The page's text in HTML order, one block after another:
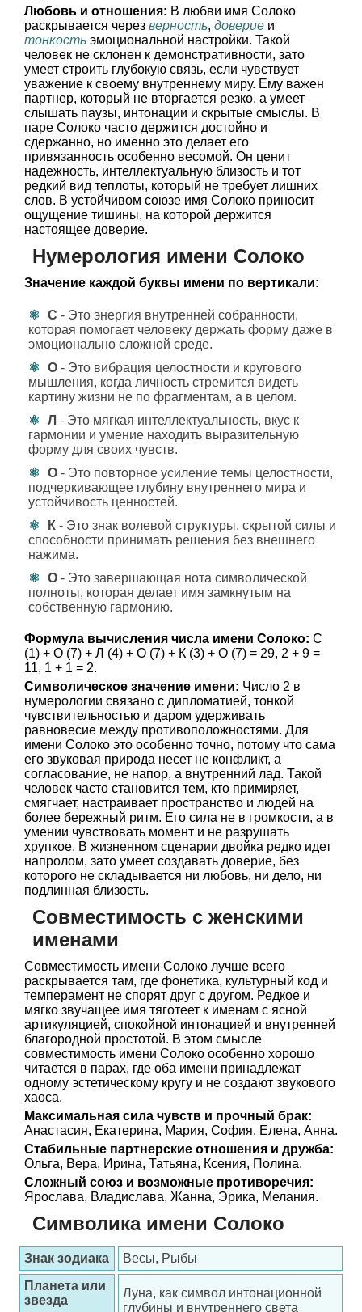
Любовь и отношения: В любви имя Солоко
раскрывается через верность, доверие и
тонкость эмоциональной настройки. Такой
человек не склонен к демонстративности, зато
умеет строить глубокую связь, если чувствует
уважение к своему внутреннему миру. Ему важен
партнер, который не вторгается резко, а умеет
слышать паузы, интонации и скрытые смыслы. В
паре Солоко часто держится достойно и
сдержанно, но именно это делает его
привязанность особенно весомой. Он ценит
надежность, интеллектуальную близость и тот
редкий вид теплоты, который не требует лишних
слов. В устойчивом союзе имя Солоко приносит
ощущение тишины, на которой держится
настоящее доверие.
Нумерология имени Солоко
Значение каждой буквы имени по вертикали:
С - Это энергия внутренней собранности,
которая помогает человеку держать форму даже в
эмоционально сложной среде.
О - Это вибрация целостности и кругового
мышления, когда личность стремится видеть
картину жизни не по фрагментам, а в целом.
Л - Это мягкая интеллектуальность, вкус к
гармонии и умение находить выразительную
форму для своих чувств.
О - Это повторное усиление темы целостности,
подчеркивающее глубину внутреннего мира и
устойчивость ценностей.
К - Это знак волевой структуры, скрытой силы и
способности принимать решения без внешнего
нажима.
О - Это завершающая нота символической
полноты, которая делает имя замкнутым на
собственную гармонию.
Формула вычисления числа имени Солоко: С
(1) + О (7) + Л (4) + О (7) + К (3) + О (7) = 29, 2 + 9 =
11, 1 + 1 = 2.
Символическое значение имени: Число 2 в
нумерологии связано с дипломатией, тонкой
чувствительностью и даром удерживать
равновесие между противоположностями. Для
имени Солоко это особенно точно, потому что сама
его звуковая природа несет не конфликт, а
согласование, не напор, а внутренний лад. Такой
человек часто становится тем, кто примиряет,
смягчает, настраивает пространство и людей на
более бережный ритм. Его сила не в громкости, а в
умении чувствовать момент и не разрушать
хрупкое. В жизненном сценарии двойка редко идет
напролом, зато умеет создавать доверие, без
которого не складывается ни любовь, ни дело, ни
подлинная близость.
Совместимость с женскими
именами
Совместимость имени Солоко лучше всего
раскрывается там, где фонетика, культурный код и
темперамент не спорят друг с другом. Редкое и
мягко звучащее имя тяготеет к именам с ясной
артикуляцией, спокойной интонацией и внутренней
благородной простотой. В этом смысле
совместимость имени Солоко особенно хорошо
читается в парах, где оба имени принадлежат
одному эстетическому кругу и не создают звукового
хаоса.
Максимальная сила чувств и прочный брак:
Анастасия, Екатерина, Мария, София, Елена, Анна.
Стабильные партнерские отношения и дружба:
Ольга, Вера, Ирина, Татьяна, Ксения, Полина.
Сложный союз и возможные противоречия:
Ярослава, Владислава, Жанна, Эрика, Мелания.
Символика имени Солоко
Знак зодиака
Весы, Рыбы
Планета или
звезда
Луна, как символ интонационной
глубины и внутреннего света